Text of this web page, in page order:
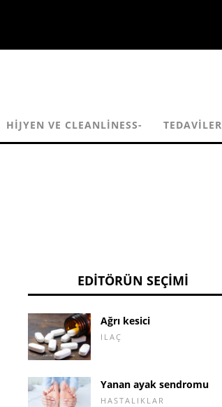
HIJYEN VE CLEANLINESS- TEDAVILER
EDITÖRÜN SEÇIMI
Ağrı kesici
ILAÇ
Yanan ayak sendromu
HASTALIKLAR